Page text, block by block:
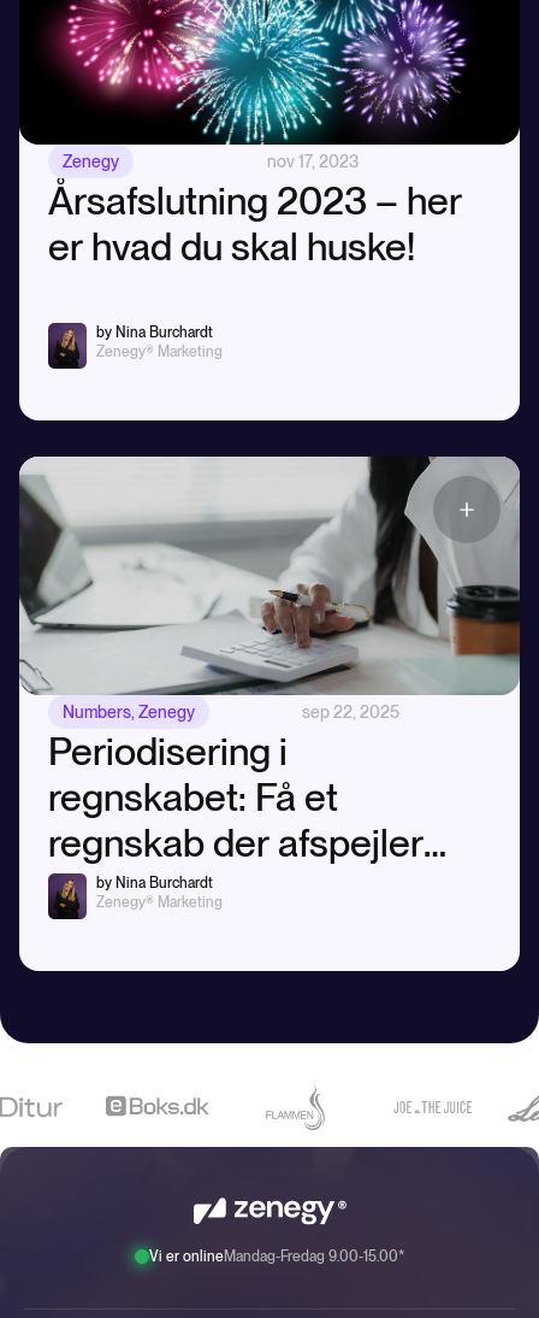
Zenegy nov 17, 2023
Årsafslutning 2023 – her
er hvad du skal huske!
by Nina Burchardt
Zenegy® Marketing
Numbers, Zenegy sep 22, 2025
Periodisering i
regnskabet: Få et
regnskab der afspejler
virkeligheden
by Nina Burchardt
Zenegy® Marketing
Vi er onlineMandag-Fredag 9.00-15.00*